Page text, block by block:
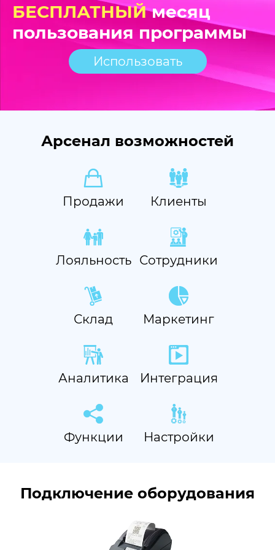
БЕСПЛАТНЫЙмесяц
пользования программы
Использовать
Арсенал возможностей
Продажи Клиенты
Лояльность Сотрудники
Склад Маркетинг
Аналитика Интеграция
Функции Настройки
Подключение оборудования